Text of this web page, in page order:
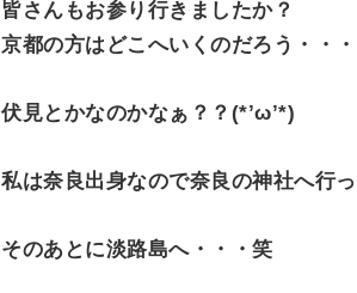
皆さんもお参り行きましたか？
京都の方はどこへいくのだろう・・・
伏見とかなのかなぁ？？(*’ω’*)
私は奈良出身なので奈良の神社へ行
そのあとに淡路島へ・・・笑